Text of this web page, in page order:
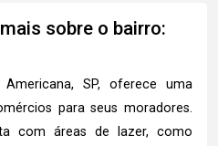
sobre o bairro:
SP, oferece uma
para seus moradores.
com áreas de lazer, como